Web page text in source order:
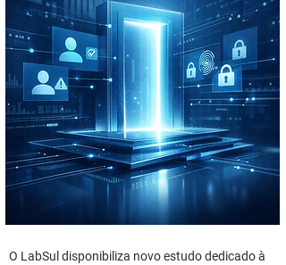
O LabSul disponibiliza novo estudo dedicado à